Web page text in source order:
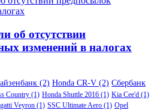
об отсутствии
изменений в налогах
(2) Honda CR-V (2) Сбербанк
Country (1) Honda Shuttle 2016 (1) Kia Cee'd (1)
Veyron (1) SSC Ultimate Aero (1) Opel